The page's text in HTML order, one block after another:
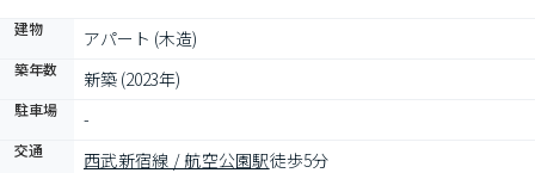
建物 アパート (木造)
築年数 新築 (2023年)
駐車場 -
交通 西武新宿線 / 航空公園駅徒歩5分